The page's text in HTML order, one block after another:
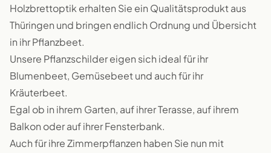
Holzbrettoptik erhalten Sie ein Qualitätsprodukt aus
Thüringen und bringen endlich Ordnung und Übersicht
in ihr Pflanzbeet.
Unsere Pflanzschilder eigen sich ideal für ihr
Blumenbeet, Gemüsebeet und auch für ihr
Kräuterbeet.
Egal ob in ihrem Garten, auf ihrer Terasse, auf ihrem
Balkon oder auf ihrer Fensterbank.
Auch für ihre Zimmerpflanzen haben Sie nun mit